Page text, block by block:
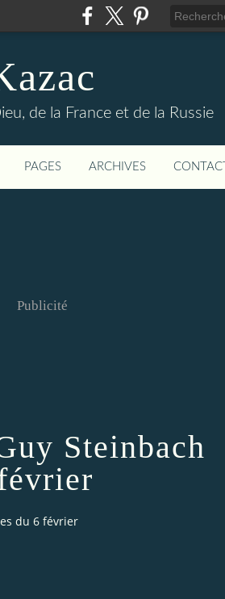
de la France et de la Russie
PAGES ARCHIVES CONTACT
Publicité
Steinbach
du 6 février